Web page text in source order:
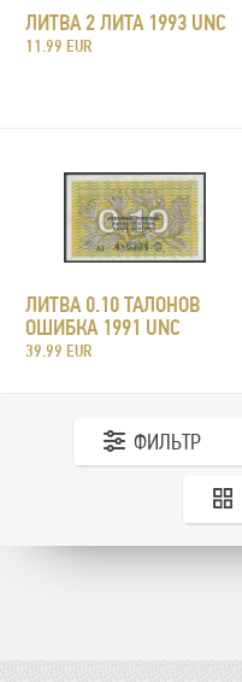
ЛИТВА 2 ЛИТА 1993 UNC
11.99 EUR
ЛИТВА 0.10 ТАЛОНОВ
ОШИБКА 1991 UNC
39.99 EUR
ФИЛЬТР